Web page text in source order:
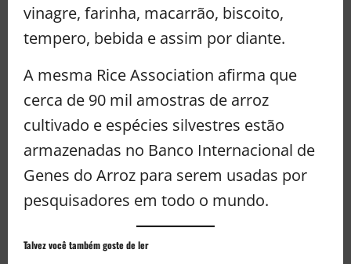
vinagre, farinha, macarrão, biscoito,
tempero, bebida e assim por diante.
A mesma Rice Association afirma que
cerca de 90 mil amostras de arroz
cultivado e espécies silvestres estão
armazenadas no Banco Internacional de
Genes do Arroz para serem usadas por
pesquisadores em todo o mundo.
Talvez você também goste de ler